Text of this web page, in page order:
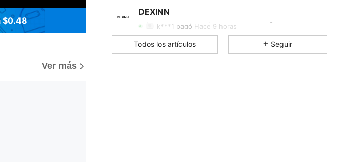
$0.48
Ver más
DEXINN
4.84
k***1 pagó Hace 9 horas
4.84
Todos los artículos Seguir